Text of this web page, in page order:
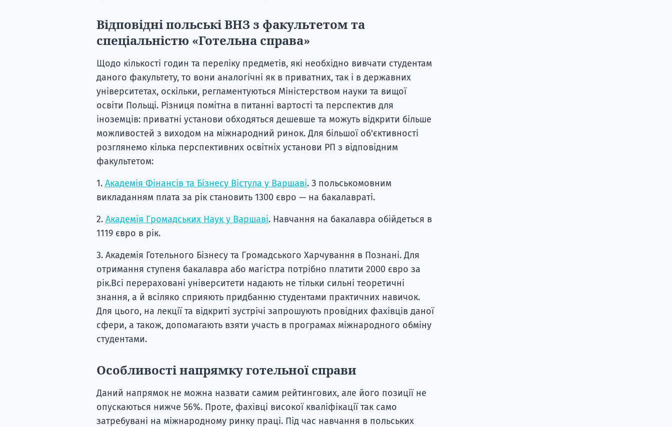
Відповідні польські ВНЗ з факультетом та
спеціальністю «Готельна справа»
Щодо кількості годин та переліку предметів, які необхідно вивчати студентам
даного факультету, то вони аналогічні як в приватних, так і в державних
університетах, оскільки, регламентуються Міністерством науки та вищої
освіти Польщі. Різниця помітна в питанні вартості та перспектив для
іноземців: приватні установи обходяться дешевше та можуть відкрити більше
можливостей з виходом на міжнародний ринок. Для більшої об'єктивності
розглянемо кілька перспективних освітніх установи РП з відповідним
факультетом:
1. Академія Фінансів та Бізнесу Вістула у Варшаві. З польськомовним
викладанням плата за рік становить 1300 євро — на бакалавраті.
2. Академія Громадських Наук у Варшаві. Навчання на бакалавра обійдеться в
1119 євро в рік.
3. Академія Готельного Бізнесу та Громадського Харчування в Познані. Для
отримання ступеня бакалавра або магістра потрібно платити 2000 євро за
рік.Всі перераховані університети надають не тільки сильні теоретичні
знання, а й всіляко сприяють придбанню студентами практичних навичок.
Для цього, на лекції та відкриті зустрічі запрошують провідних фахівців даної
сфери, а також, допомагають взяти участь в програмах міжнародного обміну
студентами.
Особливості напрямку готельної справи
Даний напрямок не можна назвати самим рейтингових, але його позиції не
опускаються нижче 56%. Проте, фахівці високої кваліфікації так само
затребувані на міжнародному ринку праці. Під час навчання в польських